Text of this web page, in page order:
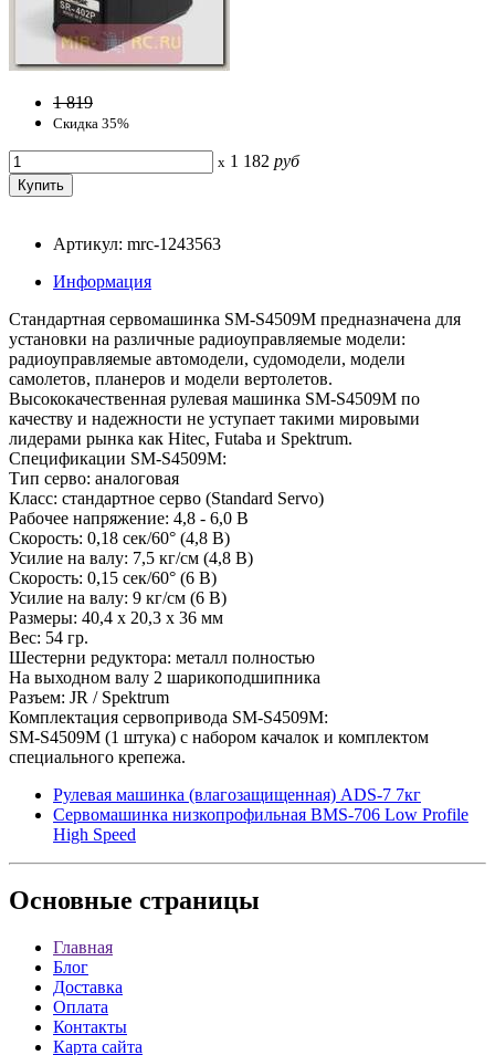
1 819
Скидка 35%
x 1 182 руб
Артикул: mrc-1243563
Информация
Стандартная сервомашинка SM-S4509M предназначена для
установки на различные радиоуправляемые модели:
радиоуправляемые автомодели, судомодели, модели
самолетов, планеров и модели вертолетов.
Высококачественная рулевая машинка SM-S4509M по
качеству и надежности не уступает такими мировыми
лидерами рынка как Hitec, Futaba и Spektrum.
Спецификации SM-S4509M:
Тип серво: аналоговая
Класс: стандартное серво (Standard Servo)
Рабочее напряжение: 4,8 - 6,0 В
Скорость: 0,18 сек/60° (4,8 В)
Усилие на валу: 7,5 кг/см (4,8 В)
Скорость: 0,15 сек/60° (6 В)
Усилие на валу: 9 кг/см (6 В)
Размеры: 40,4 x 20,3 x 36 мм
Вес: 54 гр.
Шестерни редуктора: металл полностью
На выходном валу 2 шарикоподшипника
Разъем: JR / Spektrum
Комплектация сервопривода SM-S4509M:
SM-S4509M (1 штука) с набором качалок и комплектом
специального крепежа.
Рулевая машинка (влагозащищенная) ADS-7 7кг
Сервомашинка низкопрофильная BMS-706 Low Profile
High Speed
Основные страницы
Главная
Блог
Доставка
Оплата
Контакты
Карта сайта